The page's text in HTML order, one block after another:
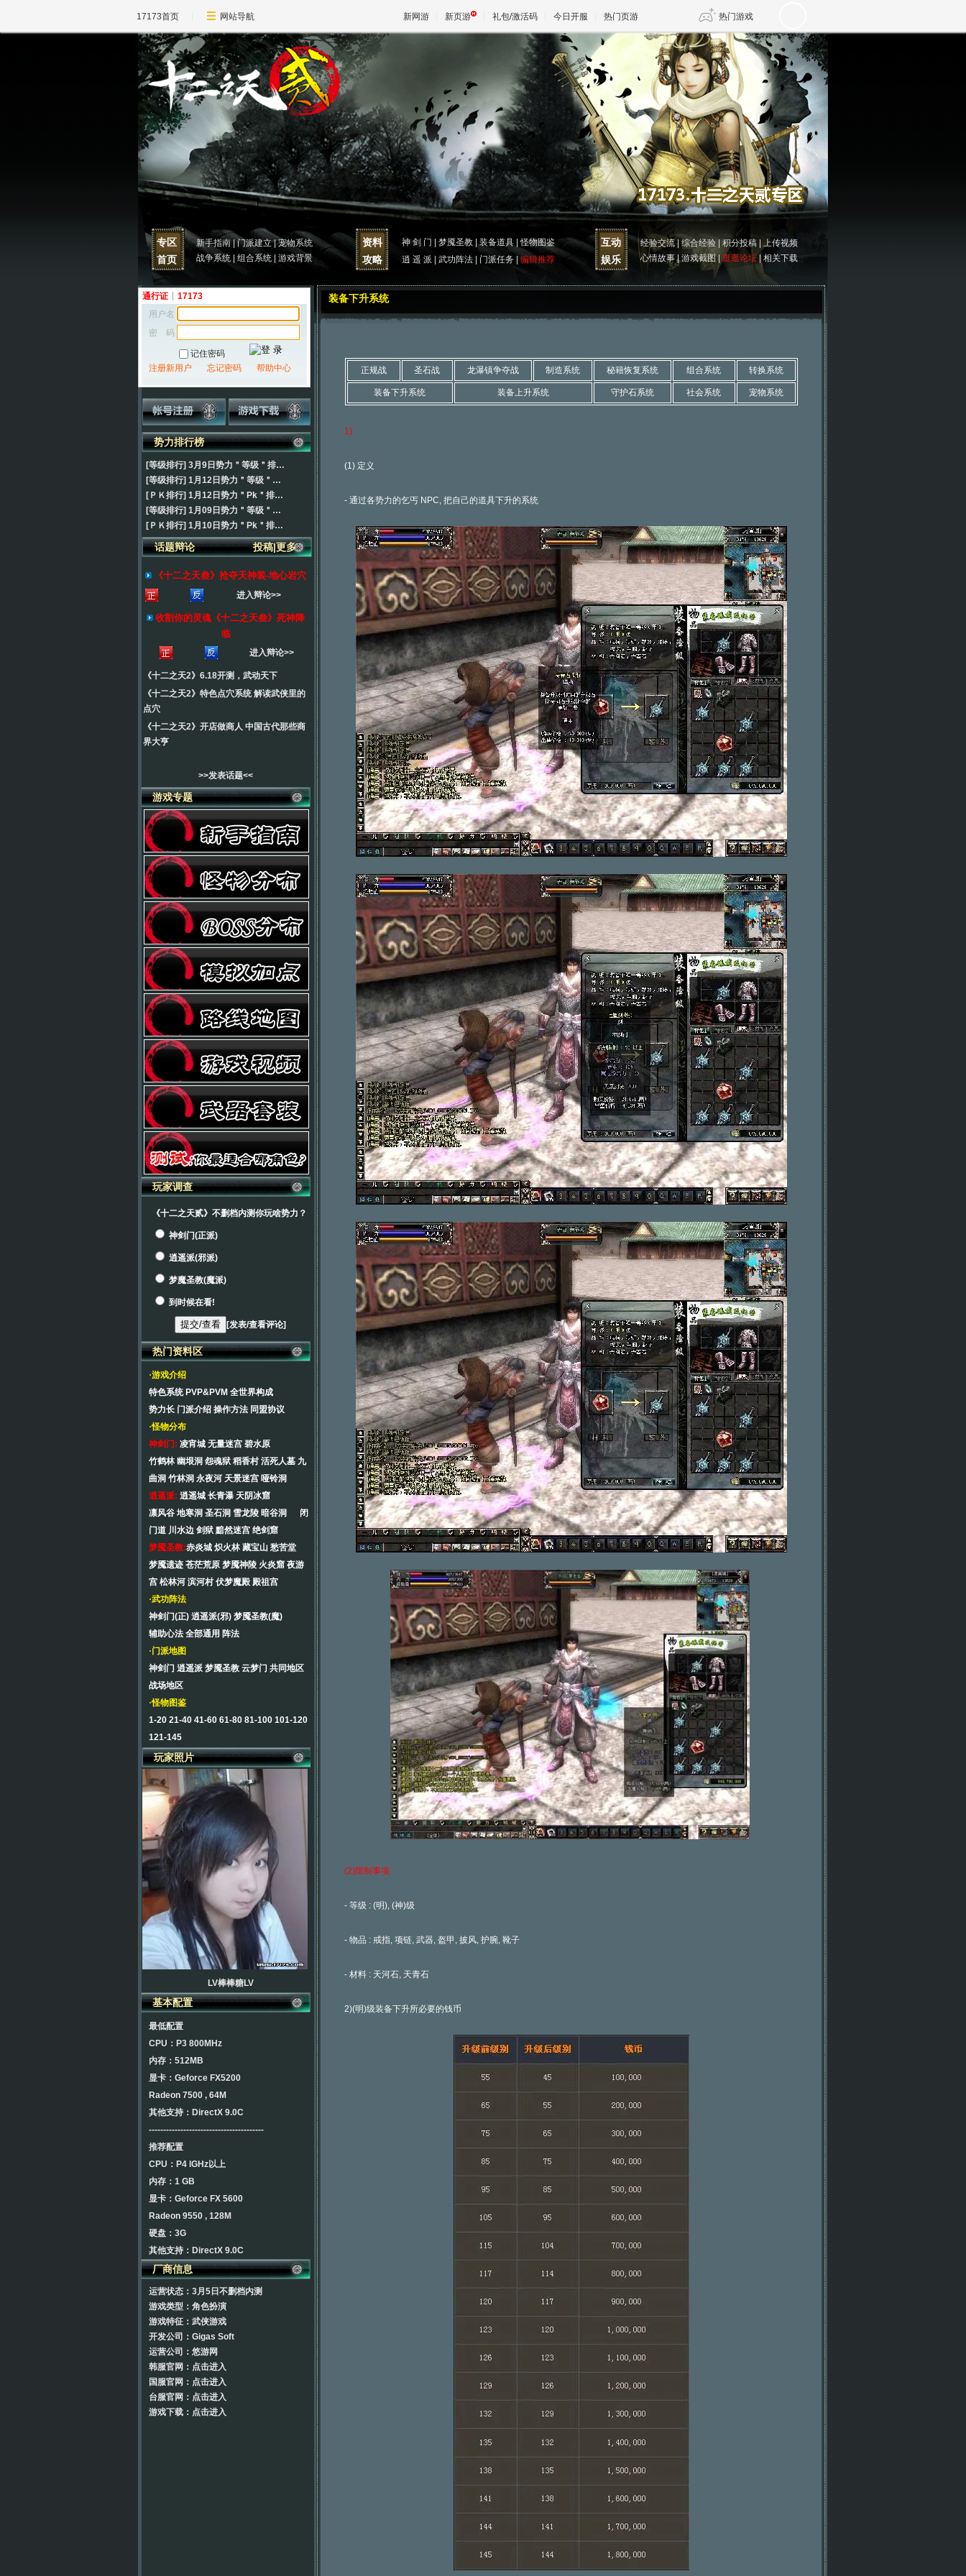
17173首页 网站导航 新网游 新页游 礼包/激活码 今日开服 热门页游 热门游戏
魔兽 DNF 传奇4
剑网3旗舰版 新天龙八部
王权与自由 诛仙世界 仙剑世界
专区
首页
新手指南|门派建立|宠物系统
战争系统
组合系统 游戏背景
资料
攻略
神 剑 门 梦魇圣教 |装备道具 |怪物图鉴
逍 遥 派
武功阵法 门派任务 编辑推荐
互动
娱乐
经验交流| 综合经验 积分投稿
上传视频
心情故事|游戏截图| 逛逛论坛 相关下载
通行证
17173
用户名
密 码
记住密码
注册新用户
忘记密码 帮助中心
势力排行榜
[等级排行] 3月9日势力＂等级＂排…
[等级排行] 1月12日势力＂等级＂…
[ＰＫ排行] 1月12日势力＂Pk＂排…
[等级排行] 1月09日势力＂等级＂…
[ＰＫ排行] 1月10日势力＂Pk＂排…
话题辩论 投稿|更多
《十二之天叁》抢夺天神装-地心岩穴
进入辩论>>
收割你的灵魂《十二之天叁》死神降
临
进入辩论>>
《十二之天2》6.18开测，武动天下
《十二之天2》特色点穴系统 解读武侠里的
点穴
《十二之天2》开店做商人 中国古代那些商
界大亨
>>发表话题<<
游戏专题
玩家调查
《十二之天贰》不删档内测你玩啥势力？
神剑门(正派)
逍遥派(邪派)
梦魔圣教(魔派)
到时候在看!
[发表/查看评论]
热门资料区
·游戏介绍
特色系统 PVP&PVM 全世界构成
势力长 门派介绍 操作方法 同盟协议
·怪物分布
神剑门: 凌宵城 无量迷宫 碧水原
竹鹤林 幽垠洞 怨魂狱 稻香村 活死人墓 九
曲洞 竹林洞 永夜河 天景迷宫 哑铃洞
逍遥派: 逍遥城 长青瀑 天阴冰窟
凛风谷 地寒洞 圣石洞 雪龙陵 暗谷洞
闭
门道 川水边 剑狱 黯然迷宫 绝剑窟
梦魇圣教:赤炎城 炽火林 藏宝山 愁苦堂
梦魇遗迹 苍茫荒原 梦魇神陵 火炎窟 夜游
宫 松林河 滨河村 伏梦魔殿 殿祖宫
·武功阵法
神剑门(正) 逍遥派(邪) 梦魇圣教(魔)
辅助心法 全部通用 阵法
·门派地图
神剑门 逍遥派 梦魇圣教 云梦门 共同地区
战场地区
·怪物图鉴
1-20 21-40 41-60 61-80 81-100 101-120
121-145
玩家照片
LV棒棒糖LV
基本配置
最低配置
CPU：P3 800MHz
内存：512MB
显卡：Geforce FX5200
Radeon 7500 , 64M
其他支持：DirectX 9.0C
----------------------------------------
推荐配置
CPU：P4 lGHz以上
内存：1 GB
显卡：Geforce FX 5600
Radeon 9550 , 128M
硬盘：3G
其他支持：DirectX 9.0C
厂商信息
运营状态：3月5日不删档内测
游戏类型：角色扮演
游戏特征：武侠游戏
开发公司：Gigas Soft
运营公司： 悠游网
韩服官网： 点击进入
国服官网： 点击进入
台服官网： 点击进入
游戏下载： 点击进入
装备下升系统
正规战 圣石战 龙瀑镇争夺战 制造系统 秘籍恢复系统 组合系统 转换系统
装备下升系统 装备上升系统 守护石系统 社会系统 宠物系统
1)
(1) 定义
- 通过各势力的乞丐 NPC, 把自己的道具下升的系统
(2)限制事项
- 等级 : (明), (神)级
- 物品 : 戒指, 项链, 武器, 盔甲, 披风, 护腕, 靴子
- 材料 : 天河石, 天青石
2)(明)级装备下升所必要的钱币